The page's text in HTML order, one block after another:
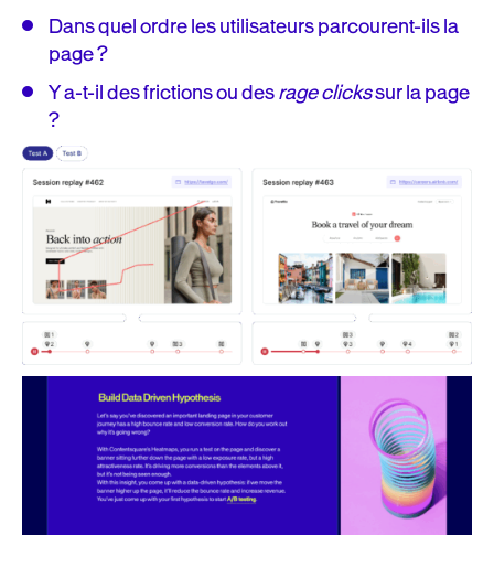
Dans quel ordre les utilisateurs parcourent-ils la
page ?
Y a-t-il des frictions ou desrage clickssur la page
?